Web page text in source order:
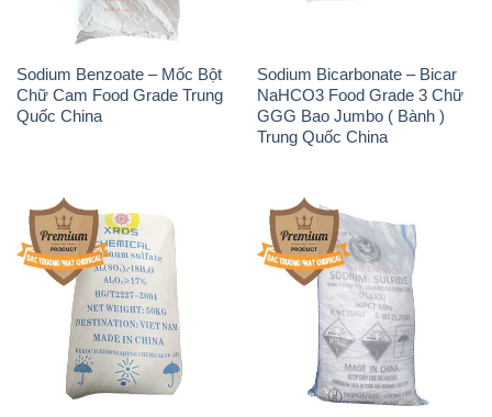
Sodium Benzoate – Mốc Bột
Chữ Cam Food Grade Trung
Quốc China
Sodium Bicarbonate – Bicar
NaHCO3 Food Grade 3 Chữ
GGG Bao Jumbo ( Bành )
Trung Quốc China